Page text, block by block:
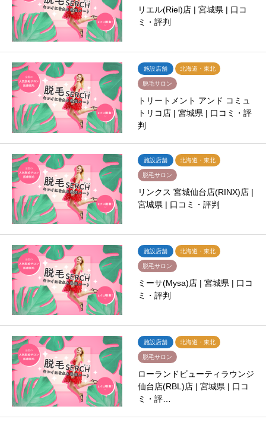
リエル(Riel)店 | 宮城県 | 口コ
ミ・評判
施設店舗 北海道・東北
脱毛サロン
トリートメント アンド コミュ
トリコ店 | 宮城県 | 口コミ・評
判
施設店舗 北海道・東北
脱毛サロン
リンクス 宮城仙台店(RINX)店 |
宮城県 | 口コミ・評判
施設店舗 北海道・東北
脱毛サロン
ミーサ(Mysa)店 | 宮城県 | 口コ
ミ・評判
施設店舗 北海道・東北
脱毛サロン
ローランドビューティラウンジ
仙台店(RBL)店 | 宮城県 | 口コ
ミ・評…